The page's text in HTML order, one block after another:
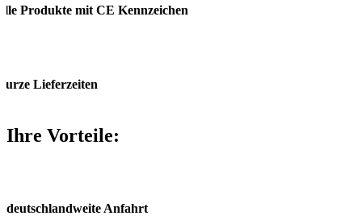
Produkte mit CE Kennzeichen
Lieferzeiten
Ihre Vorteile:
deutschland­weite Anfahrt